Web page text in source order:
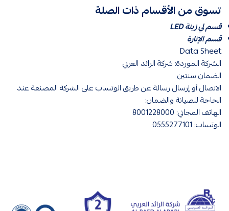
تسوق من الأقسام ذات الصلة
قسم لي زينة LED
قسم الإنارة
Data Sheet
الشركة الموردة: شركة الرائد العربي
الضمان سنتين
الاتصال أو إرسال رسالة عن طريق الوتساب على الشركة المصنعة عند
الحاجة للصيانة والضمان:
الهاتف المجاني: 8001228000
الوتساب: 0555277101